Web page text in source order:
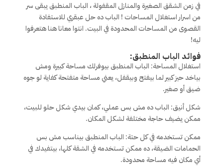
في زمن الشقق الصغيرة والمنازل المقفولة ، الباب المنطبق يبقى سر
من اسرار استغلال المساحات ! الباب ده حل عبقري للاستفادة
القصوى من المساحات المحدودة في البيت. انتوا معانا هنا هتعرفوا
ليه!
فوائد الباب المنطبق:
استغلال المساحة: الباب المنطبق بيوفرلك مساحة كبيرة ومش
بياخد حيز كبير لما بيفتح وبيقفل، يعني مساحة متفتحة كفاية لو جوه
ضيق أو صغير.
شكل أنيق: الباب ده مش بس عملي، كمان بيدي شكل حلو للبيت،
ممكن يضيف حاجة مختلفة لشكل المكان.
ممكن تستخدمه في كل حتة: الباب المنطبق بيناسب مش بس
الحمامات الضيقة، ده ممكن تستخدمه في الشقة كلها، بيتفيدك في
أي مكان فيه مساحة محدودة.